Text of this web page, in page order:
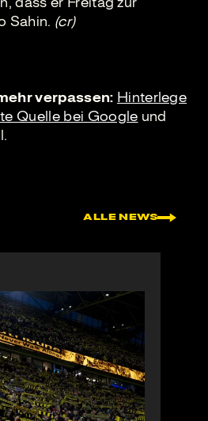
Sahin. (cr)
verpassen: Hinterlege
Quelle bei Google und
ALLE NEWS